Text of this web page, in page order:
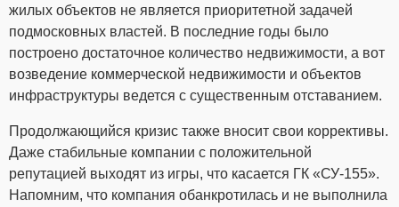
жилых объектов не является приоритетной задачей
подмосковных властей. В последние годы было
построено достаточное количество недвижимости, а вот
возведение коммерческой недвижимости и объектов
инфраструктуры ведется с существенным отставанием.
Продолжающийся кризис также вносит свои коррективы.
Даже стабильные компании с положительной
репутацией выходят из игры, что касается ГК «СУ-155».
Напомним, что компания обанкротилась и не выполнила